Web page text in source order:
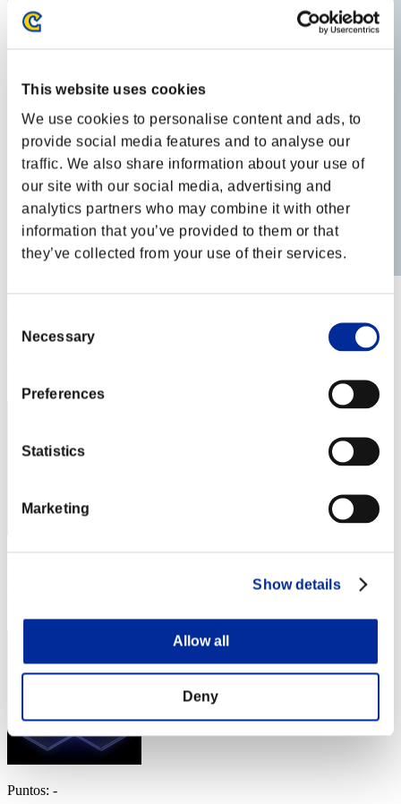
This website uses cookies
We use cookies to personalise content and ads, to
provide social media features and to analyse our
traffic. We also share information about your use of
our site with our social media, advertising and
analytics partners who may combine it with other
information that you’ve provided to them or that
they’ve collected from your use of their services.
Selection
Necessary
Preferences
Statistics
Marketing
Show details
Allow all
Deny
Puntos:Lv:67/05'41"09
Puntos: -